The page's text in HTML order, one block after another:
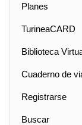
Planes
TurineaCARD
Biblioteca
Cuaderno de
Registrarse
Buscar